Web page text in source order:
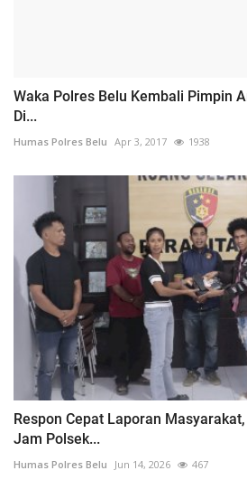
Waka Polres Belu Kembali Pimpin
Di...
Humas Polres Belu Apr 3, 2017 1938
Respon Cepat Laporan
Jam Polsek...
Humas Polres Belu Jun 14, 2026 467